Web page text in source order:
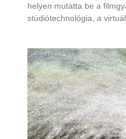
helyen mutatta be a
stúdiótechnológia, a